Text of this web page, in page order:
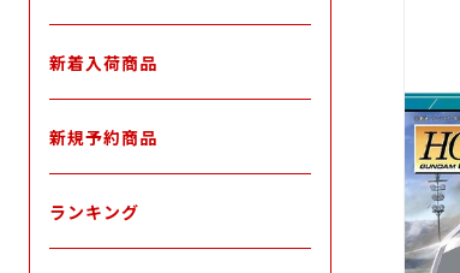
新着入荷商品
新規予約商品
ランキング